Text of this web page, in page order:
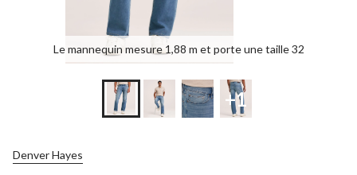
Le mannequin mesure 1,88 m et porte une taille 32
+1
Denver Hayes